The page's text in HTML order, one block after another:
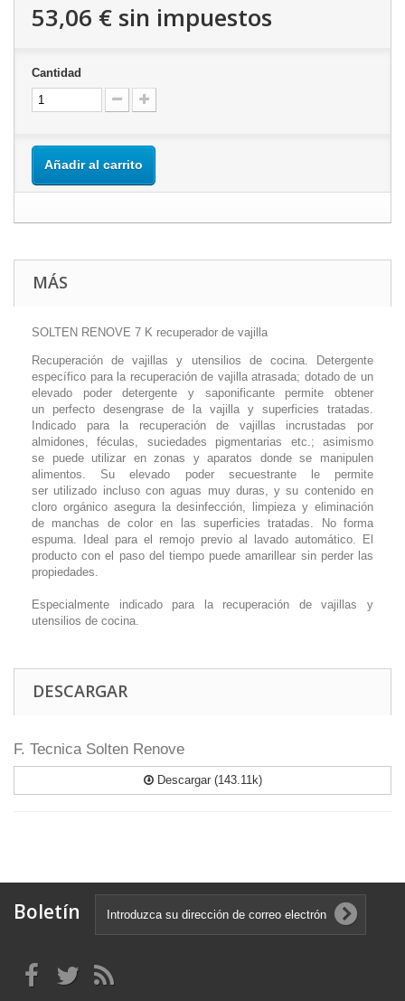
53,06 € sin impuestos
Cantidad
Añadir al carrito
MÁS
SOLTEN RENOVE 7 K recuperador de vajilla
Recuperación de vajillas y utensilios de cocina. Detergente
específico para la recuperación de vajilla atrasada; dotado de un
elevado poder detergente y saponificante permite obtener
un perfecto desengrase de la vajilla y superficies tratadas.
Indicado para la recuperación de vajillas incrustadas por
almidones, féculas, suciedades pigmentarias etc.; asimismo
se puede utilizar en zonas y aparatos donde se manipulen
alimentos. Su elevado poder secuestrante le permite
ser utilizado incluso con aguas muy duras, y su contenido en
cloro orgánico asegura la desinfección, limpieza y eliminación
de manchas de color en las superficies tratadas. No forma
espuma. Ideal para el remojo previo al lavado automático. El
producto con el paso del tiempo puede amarillear sin perder las
propiedades.
Especialmente indicado para la recuperación de vajillas y
utensilios de cocina.
DESCARGAR
F. Tecnica Solten Renove
Descargar (143.11k)
Boletín